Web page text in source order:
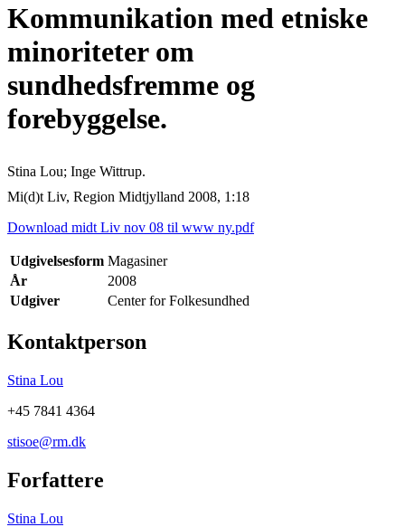
Kommunikation med etniske
minoriteter om
sundhedsfremme og
forebyggelse.
Stina Lou; Inge Wittrup.
Mi(d)t Liv, Region Midtjylland 2008, 1:18
Download midt Liv nov 08 til www ny.pdf
Udgivelsesform Magasiner
År
2008
Udgiver
Center for Folkesundhed
Kontaktperson
Stina Lou
+45 7841 4364
stisoe@rm.dk
Forfattere
Stina Lou